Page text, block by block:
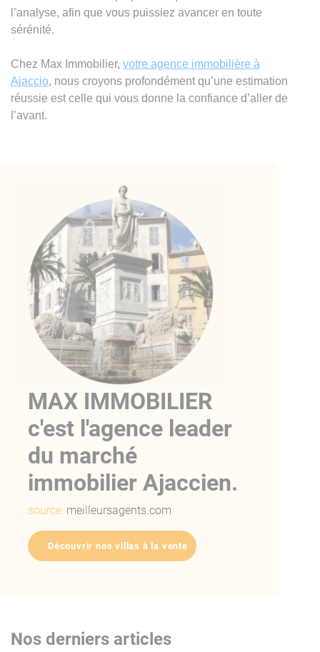
l’analyse, afin que vous puissiez avancer en toute
sérénité.
Chez Max Immobilier, votre agence immobilière à
Ajaccio, nous croyons profondément qu’une estimation
réussie est celle qui vous donne la confiance d’aller de
l’avant.
MAX IMMOBILIER
c'est l'agence leader
du marché
immobilier Ajaccien.
source: meilleursagents.com
Découvrir nos villas à la vente
Nos derniers articles